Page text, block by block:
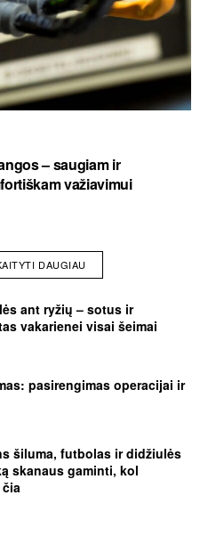
– saugiam ir
važiavimui
DAUGIAU
ant ryžių – sotus ir
vakarienei visai šeimai
pasirengimas operacijai ir
šiluma, futbolas ir didžiulės
skanaus gaminti, kol